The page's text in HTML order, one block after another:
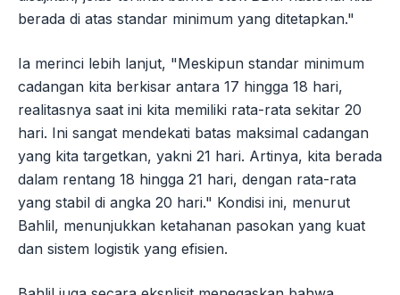
berada di atas standar minimum yang ditetapkan."
Ia merinci lebih lanjut, "Meskipun standar minimum
cadangan kita berkisar antara 17 hingga 18 hari,
realitasnya saat ini kita memiliki rata-rata sekitar 20
hari. Ini sangat mendekati batas maksimal cadangan
yang kita targetkan, yakni 21 hari. Artinya, kita berada
dalam rentang 18 hingga 21 hari, dengan rata-rata
yang stabil di angka 20 hari." Kondisi ini, menurut
Bahlil, menunjukkan ketahanan pasokan yang kuat
dan sistem logistik yang efisien.